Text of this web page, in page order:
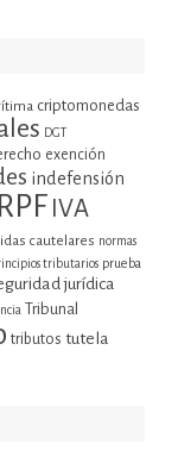
criptomonedas
DGT
exención
indefensión
IRPF IVA
cautelares normas
tributarios prueba
jurídica
Tribunal
tributos tutela